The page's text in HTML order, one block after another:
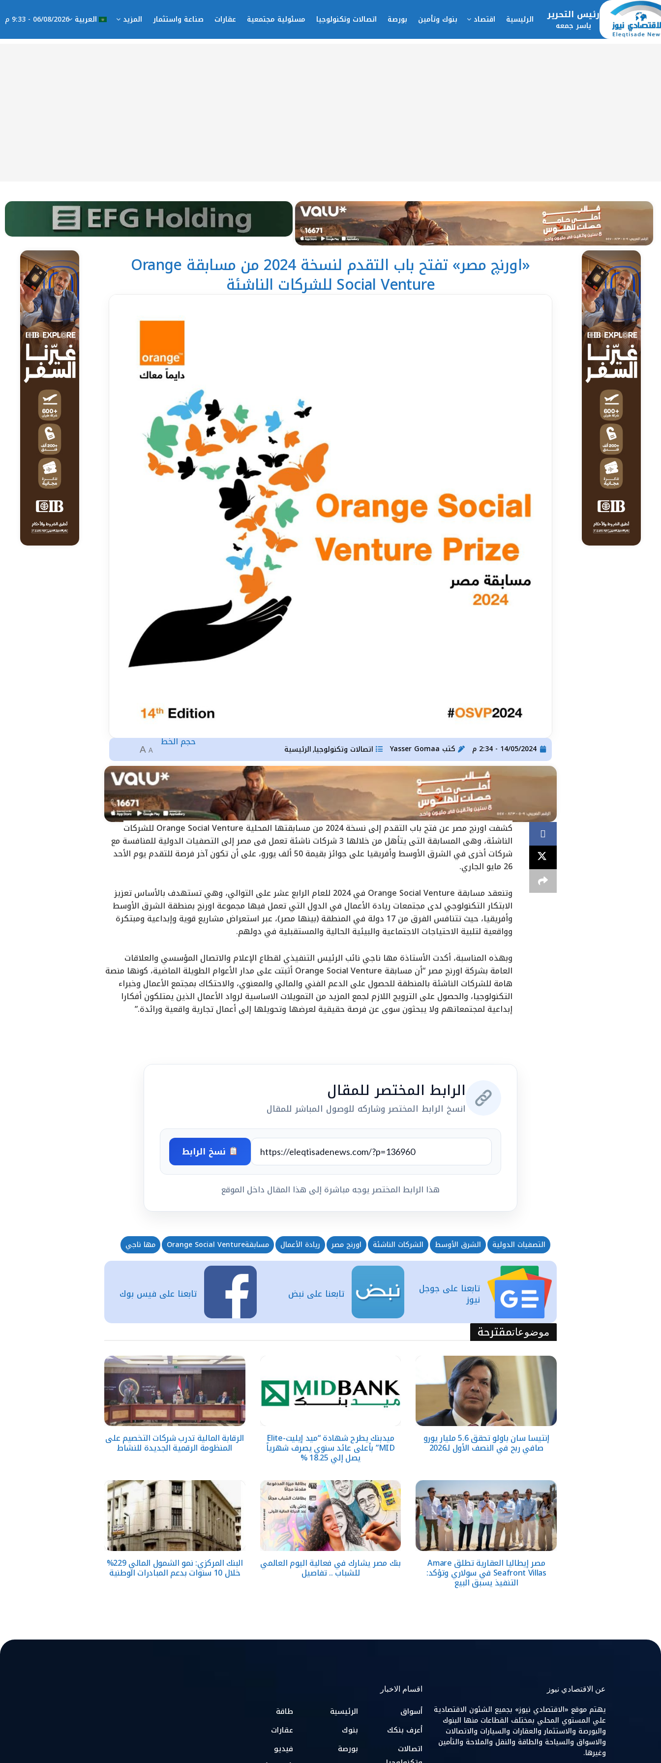
رئيس التحرير
ياسر جمعه الرئيسية اقتصاد بنوك وتأمين بورصة اتصالات وتكنولوجيا مسئولية مجتمعية عقارات صناعة واستثمار المزيد العربية 06/08/2026 - 9:33 م
«اورنچ مصر» تفتح باب التقدم لنسخة 2024 من مسابقة Orange
Social Venture للشركات الناشئة
14/05/2024 - 2:34 م كتب اتصالات وتكنولوجيا, الرئيسية
حجم الخط
A
A
كشفت اورنچ مصر عن فتح باب التقدم إلى نسخة 2024 من مسابقتها المحلية Orange Social Venture للشركات
الناشئة، وهي المسابقة التي يتأهل من خلالها 3 شركات ناشئة تعمل في مصر إلى التصفيات الدولية للمنافسة مع
شركات أخرى في الشرق الأوسط وأفريقيا على جوائز بقيمة 50 ألف يورو، على أن تكون آخر فرصة للتقدم يوم الأحد
26 مايو الجاري.
وتنعقد مسابقة Orange Social Venture في 2024 للعام الرابع عشر على التوالي، وهي تستهدف بالأساس تعزيز
الابتكار التكنولوجي لدى مجتمعات ريادة الأعمال في الدول التي تعمل فيها مجموعة اورنچ بمنطقة الشرق الأوسط
وأفريقيا، حيث تتنافس الفرق من 17 دولة في المنطقة (بينها مصر)، عبر استعراض مشاريع قوية وإبداعية ومبتكرة
وواقعية لتلبية الاحتياجات الاجتماعية والبيئية الحالية والمستقبلية في دولهم.
وبهذه المناسبة، أكدت الأستاذة مها ناجي نائب الرئيس التنفيذي لقطاع الإعلام والاتصال المؤسسي والعلاقات
العامة بشركة اورنچ مصر “أن مسابقة Orange Social Venture أثبتت على مدار الأعوام الطويلة الماضية، كونها منصة
هامة للشركات الناشئة بالمنطقة للحصول على الدعم الفني والمالي والمعنوي، والاحتكاك بمجتمع الأعمال وخبراء
التكنولوجيا، والحصول على الترويج اللازم لجمع المزيد من التمويلات الاساسية لرواد الأعمال الذين يمتلكون أفكارا
إبداعية لمجتمعاتهم ولا يبحثون سوى عن فرصة حقيقية لعرضها وتحويلها إلى أعمال تجارية واقعية ورائدة.”
الرابط المختصر للمقال
انسخ الرابط المختصر وشاركه للوصول المباشر للمقال
نسخ الرابط
هذا الرابط المختصر يوجه مباشرة إلى هذا المقال داخل الموقع
التصفيات الدولية الشرق الأوسط الشركات الناشئة اورنچ مصر ريادة الأعمال مسابقةOrange Social Venture مها ناجي
تابعنا على فيس بوك تابعنا على نبض تابعنا على جوجل
نيوز
موضوعاتمقترحة
إنتيسا سان باولو تحقق 5.6 مليار يورو
صافي ربح في النصف الأول لـ2026
ميدبنك يطرح شهادة “ميد إيليت-Elite
MID” بأعلى عائد سنوي يصرف شهرياً
يصل إلي 18.25 %
الرقابة المالية تدرب شركات التخصيم على
المنظومة الرقمية الجديدة للنشاط
مصر إيطاليا العقارية تطلق Amare
Seafront Villas في سولاري وتؤكد:
التنفيذ يسبق البيع
بنك مصر يشارك في فعالية اليوم العالمي
للشباب .. تفاصيل
البنك المركزي: نمو الشمول المالي 229%
خلال 10 سنوات بدعم المبادرات الوطنية
عن الاقتصادي نيوز
يهتم موقع «الاقتصادي نيوز» بجميع الشئون الاقتصادية
علي المستوي المحلي بمختلف القطاعات منها البنوك
والبورصة والاستثمار والعقارات والسيارات والاتصالات
والاسواق والسياحة والطاقة والنقل والملاحة والتأمين
وغيرها.
اقسام الاخبار
أسواق
أعرف بنكك
اتصالات
الرئيسية
بنوك
بورصة
طاقة
عقارات
فيديو